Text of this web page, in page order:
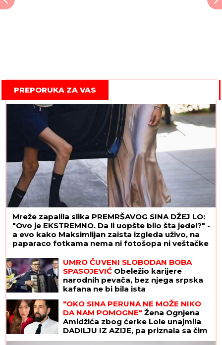
PREPORUKA ZA VAS
Mreže zapalila slika PREMRŠAVOG SINA DŽEJ LO:
"Ovo je EKSTREMNO. Da li uopšte bilo šta jede!?" -
a evo kako Maksimlijan zaista izgleda uživo, na
paparaco fotkama nema ni fotošopa ni veštačke
UMRO ČUVENI SLOBODAN BOBA
SPASOJEVIĆ Obeležio karijere
narodnih pevača, bez njega srpska
kafana ne bi bila ista
"OKO SINA PERUNA NE MOŽE NIKO
DA NAM POMOGNE" Žena Ognjena
Amidžića zbog ćerke Lole unajmila
DADILJU IZ AZIJE, pa priznala sa čim
se suočavaju u domu! (FOTO)